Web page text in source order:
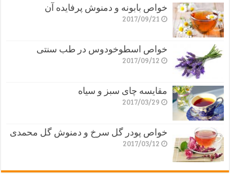
خواص بابونه و دمنوش پرفایده آن
2017/09/21
خواص اسطوخودوس در طب سنتی
2017/09/12
مقایسه چای سبز و سیاه
2017/03/29
خواص پودر گل سرخ و دمنوش گل محمدی
2017/03/12